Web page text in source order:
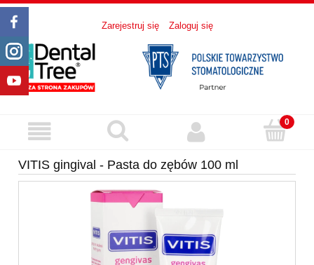
Zarejestruj się Zaloguj się
VITIS gingival - Pasta do zębów 100 ml